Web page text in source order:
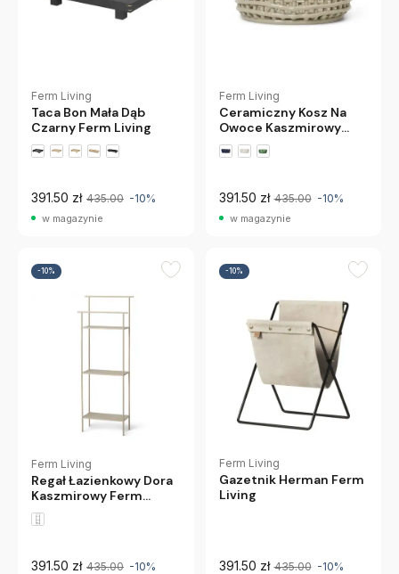
Ferm Living
Taca Bon Mała Dąb
Czarny Ferm Living
391.50 zł 435.00 -10%
w magazynie
Ferm Living
Ceramiczny Kosz Na
Owoce Kaszmirowy
Ferm Living
391.50 zł 435.00 -10%
w magazynie
-10%
Ferm Living
Regał Łazienkowy Dora
Kaszmirowy Ferm
Living
391.50 zł 435.00 -10%
-10%
Ferm Living
Gazetnik Herman Ferm
Living
391.50 zł 435.00 -10%